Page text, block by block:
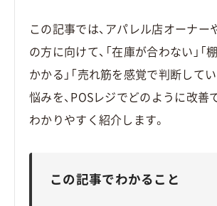
この記事では、アパレル店オーナー
の方に向けて、「在庫が合わない」「
かかる」「売れ筋を感覚で判断して
悩みを、POSレジでどのように改善
わかりやすく紹介します。
この記事でわかること